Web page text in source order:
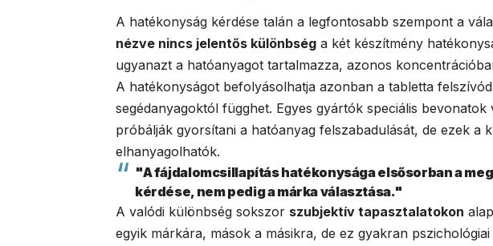
A hatékonyság kérdése talán a legfontosabb szempont a
nézve nincs jelentős különbség a két készítmény
ugyanazt a hatóanyagot tartalmazza, azonos
A hatékonyságot befolyásolhatja azonban a tabletta
segédanyagoktól függhet. Egyes gyártók speciális
próbálják gyorsítani a hatóanyag felszabadulását, de ezek a
elhanyagolhatók.
"A fájdalomcsillapítás hatékonysága elsősorban a
kérdése, nem pedig a márka választása."
A valódi különbség sokszor szubjektív tapasztalatokon
egyik márkára, mások a másikra, de ez gyakran